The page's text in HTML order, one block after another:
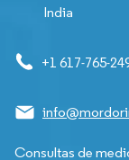
India
+1 617-765-
Consultas de